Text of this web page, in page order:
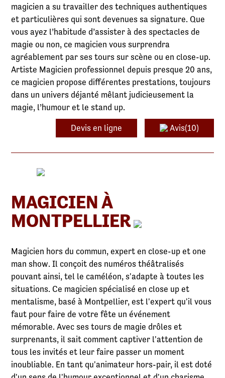
magicien a su travailler des techniques authentiques
et particulières qui sont devenues sa signature. Que
vous ayez l’habitude d’assister à des spectacles de
magie ou non, ce magicien vous surprendra
agréablement par ses tours sur scène ou en close-up.
Artiste Magicien professionnel depuis presque 20 ans,
ce magicien propose différentes prestations, toujours
dans un univers déjanté mêlant judicieusement la
magie, l’humour et le stand up.
Devis en ligne Avis(10)
MAGICIEN À
MONTPELLIER
Magicien hors du commun, expert en close-up et one
man show. Il conçoit des numéros théâtralisés
pouvant ainsi, tel le caméléon, s'adapte à toutes les
situations. Ce magicien spécialisé en close up et
mentalisme, basé à Montpellier, est l'expert qu'il vous
faut pour faire de votre fête un événement
mémorable. Avec ses tours de magie drôles et
surprenants, il sait comment captiver l'attention de
tous les invités et leur faire passer un moment
inoubliable. En tant qu'animateur hors-pair, il est doté